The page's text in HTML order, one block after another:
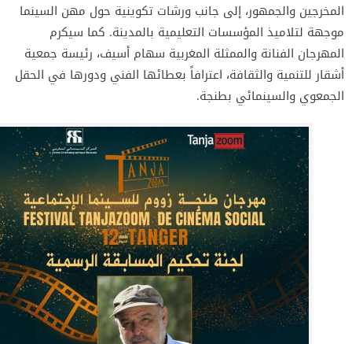
المخرجين والجمهور، إلى جانب ورشات تكوينية حول مهن السينما
موجهة لتلاميذ المؤسسات التعليمية بالمدينة. كما سيكرم
المهرجان الفنانة والممثلة المغربية سهام أسيف، رئيسة جمعية
أشقار للتنمية والثقافة، اعترافاً بعطائها الفني ودورها في الحقل
الجمعوي والسينمائي بطنجة.